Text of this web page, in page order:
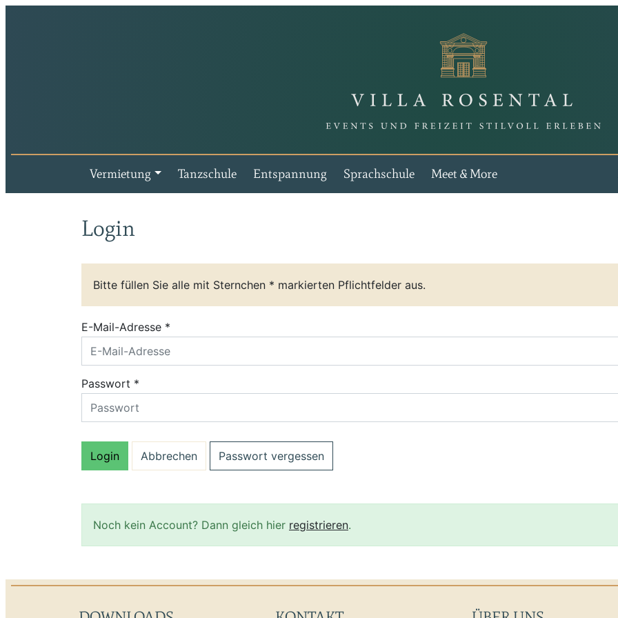
Vermietung Tanzschule Entspannung Sprachschule Meet & More
Login
Bitte füllen Sie alle mit Sternchen * markierten Pflichtfelder aus.
E-Mail-Adresse *
Passwort *
Passwort vergessen
Noch kein Account? Dann gleich hier registrieren.